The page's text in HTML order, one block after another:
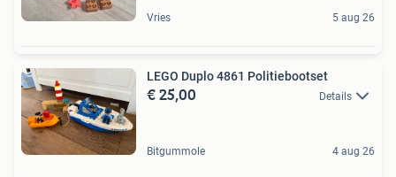
Vries 5 aug 26
LEGO Duplo 4861 Politiebootset
€ 25,00 Details
Bitgummole 4 aug 26